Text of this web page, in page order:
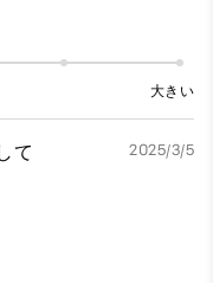
大きい
て 2025/3/5